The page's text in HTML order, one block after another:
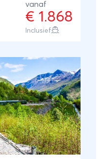
extra's voor
vanaf
€ 1.868
Inclusief